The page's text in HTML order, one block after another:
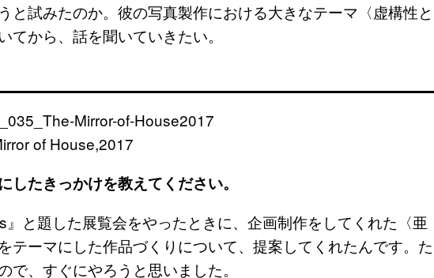
と試みたのか。彼の写真製作における大きなテーマ〈虚構性と
から、話を聞いていきたい。
of House,2017
したきっかけを教えてください。
と題した展覧会をやったときに、企画制作をしてくれた〈亜
テーマにした作品づくりについて、提案してくれたんです。た
で、すぐにやろうと思いました。